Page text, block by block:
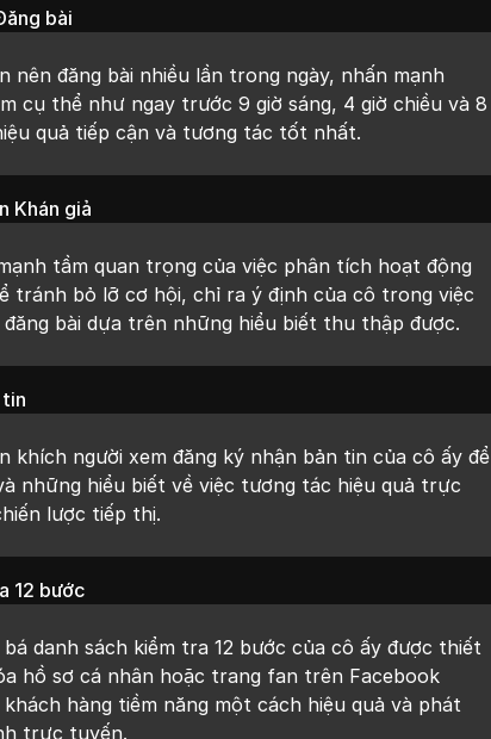
bài
nên đăng bài nhiều lần trong ngày, nhấn mạnh
cụ thể như ngay trước 9 giờ sáng, 4 giờ chiều và 8
quả tiếp cận và tương tác tốt nhất.
Khán giả
tầm quan trọng của việc phân tích hoạt động
tránh bỏ lỡ cơ hội, chỉ ra ý định của cô trong việc
bài dựa trên những hiểu biết thu thập được.
khích người xem đăng ký nhận bản tin của cô ấy để
những hiểu biết về việc tương tác hiệu quả trực
lược tiếp thị.
12 bước
bá danh sách kiểm tra 12 bước của cô ấy được thiết
hồ sơ cá nhân hoặc trang fan trên Facebook
hàng tiềm năng một cách hiệu quả và phát
trực tuyến.